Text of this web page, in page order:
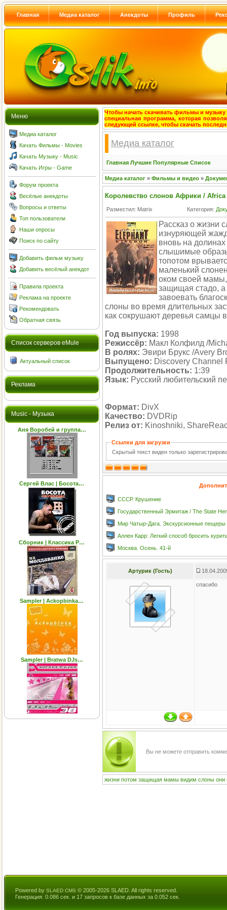
Главная Медиа каталог Анекдоты Профиль
Меню
Медиа каталог
Качать Фильмы - Movies
Качать Музыку - Music
Качать Игры - Game
Форум проекта
Весёлые анекдоты
Вопросы и ответы
Топ пользователи
Наши опросы
Поиск по сайту
Добавить фильм музыку
Добавить весёлый анекдот
Правила проекта
Реклама на проекте
Рекомендовать
Обратная связь
Cписок серверов eMule
Актуальный список
Реклама
Music - Музыка
Аня Воробей и группа…
Сергей Влас | Босота…
Сборник | Классика Р…
Sampler | Ackopbinka…
Sampler | Bratwa DJs…
Чтобы начать скачивать фильмы и музыку
специальная программа, которая
следующей ссылке, чтобы скачать
Медиа каталог
Главная Лучшие Популярные Список
Медиа каталог » Фильмы и видео »
Королевство слонов Африки / Africa
Разместил: Matrix Категория:
Рассказ о жизни
изнуряющей
вновь на
слышимые образы
топотом
маленький
оком своей мамы,
защищая стадо,
завоевать
слоны во время длительных
как сокрушают деревья самцы
Год выпуска: 1998
Режиссёр: Макл Колфилд /
В ролях: Эвири Брукс /Avery
Выпущено: Discovery Channel
Продолжительность: 1:39
Язык: Русский любительский
Формат: DivX
Качество: DVDRip
Релиз от: Kinoshniki,
Ссылки для загрузки
Скрытый текст виден только
СССР. Крушение
Государственный Эрмитаж / The State
Мир Чатыр-Дага. Экскурсионные
Аллен Карр: Легкий способ бросить
Москва. Осень. 41-й
Артурик (Гость)
спасибо
Вы не можете отправить
жизни потом защищая мамы видим слоны они
Powered by SLAED CMS © 2005-2026 SLAED. All rights reserved.
Генерация: 0.086 сек. и 17 запросов к базе данных за 0.052 сек.